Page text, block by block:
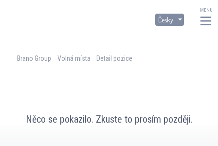
MENU
Česky
Brano Group Volná místa Detail pozice
Něco se pokazilo. Zkuste to prosím později.